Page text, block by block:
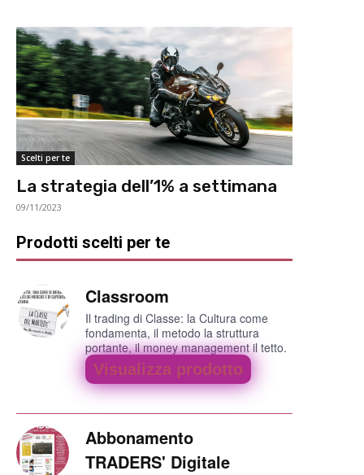
Scelti per te
La strategia dell’1% a settimana
09/11/2023
Prodotti scelti per te
Classroom
Il trading di Classe: la Cultura come
fondamenta, il metodo la struttura
portante, il money management il tetto.
Visualizza prodotto
Abbonamento
TRADERS' Digitale